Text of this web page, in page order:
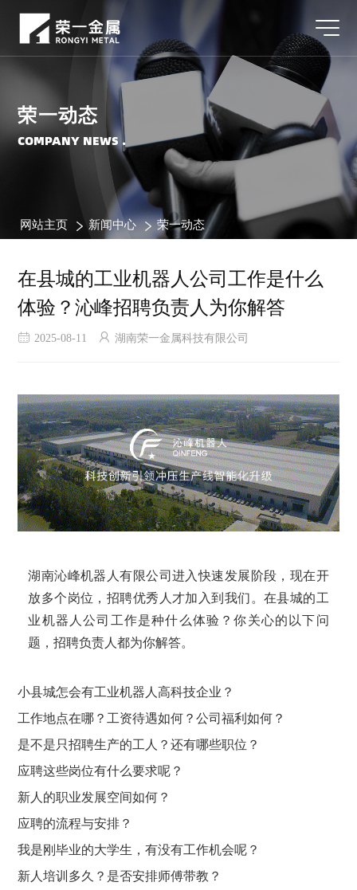
荣一动态
COMPANY NEWS .
网站主页 新闻中心 荣一动态
在县城的工业机器人公司工作是什么
体验？沁峰招聘负责人为你解答
2025-08-11 湖南荣一金属科技有限公司
湖南沁峰机器人有限公司进入快速发展阶段，现在开
放多个岗位，招聘优秀人才加入到我们。在县城的工
业机器人公司工作是种什么体验？你关心的以下问
题，招聘负责人都为你解答。
小县城怎会有工业机器人高科技企业 ？
工作地点在哪？工资待遇如何？公司福利如何？
是不是只招聘生产的工人？还有哪些职位？
应聘这些岗位有什么要求呢？
新人的职业发展空间如何？
应聘的流程与安排？
我是刚毕业的大学生，有没有工作机会呢？
新人培训多久？是否安排师傅带教？